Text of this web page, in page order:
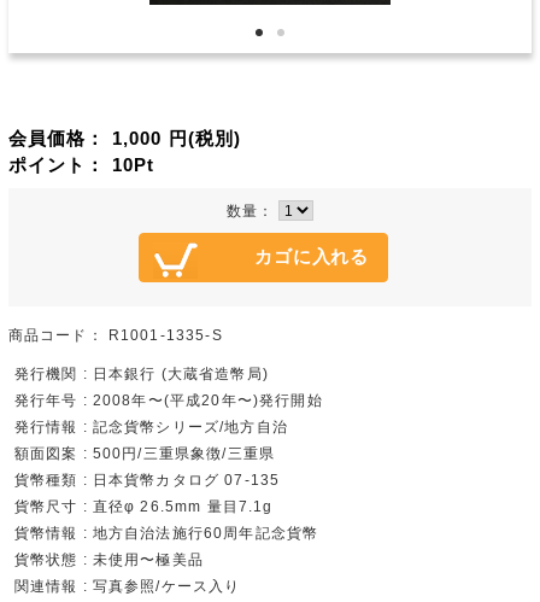
会員価格： 1,000 円(税別)
ポイント： 10Pt
数量：
商品コード： R1001-1335-S
発行機関 : 日本銀行 (大蔵省造幣局)
発行年号 : 2008年〜(平成20年〜)発行開始
発行情報 : 記念貨幣シリーズ/地方自治
額面図案 : 500円/三重県象徴/三重県
貨幣種類 : 日本貨幣カタログ 07-135
貨幣尺寸 : 直径φ 26.5mm 量目7.1g
貨幣情報 : 地方自治法施行60周年記念貨幣
貨幣状態 : 未使用〜極美品
関連情報 : 写真参照/ケース入り